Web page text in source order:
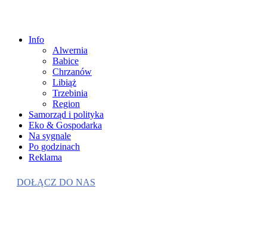
Info
Alwernia
Babice
Chrzanów
Libiąż
Trzebinia
Region
Samorząd i polityka
Eko & Gospodarka
Na sygnale
Po godzinach
Reklama
DOŁĄCZ DO NAS